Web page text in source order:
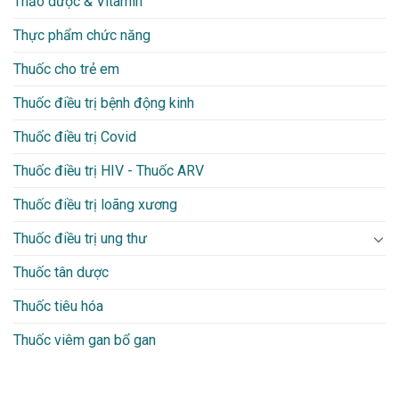
Thực phẩm chức năng
Thuốc cho trẻ em
Thuốc điều trị bệnh động kinh
Thuốc điều trị Covid
Thuốc điều trị HIV - Thuốc ARV
Thuốc điều trị loãng xương
Thuốc điều trị ung thư
Thuốc tân dược
Thuốc tiêu hóa
Thuốc viêm gan bổ gan